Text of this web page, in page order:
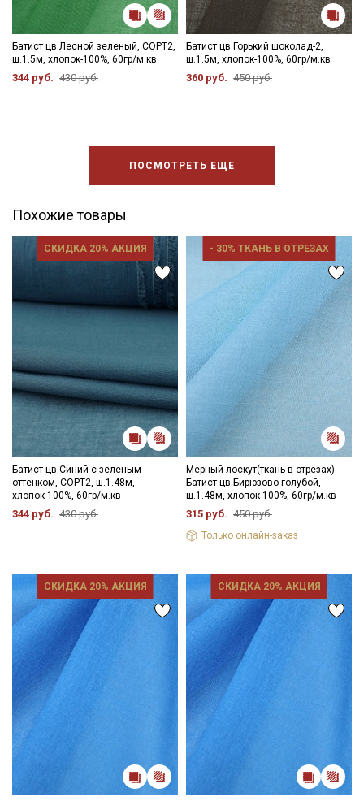
Батист цв.Лесной зеленый, СОРТ2,
ш.1.5м, хлопок-100%, 60гр/м.кв
344 руб. 430 руб.
Батист цв.Горький шоколад-2,
ш.1.5м, хлопок-100%, 60гр/м.кв
360 руб. 450 руб.
ПОСМОТРЕТЬ ЕЩЕ
Похожие товары
СКИДКА 20% АКЦИЯ
Батист цв.Синий с зеленым
оттенком, СОРТ2, ш.1.48м,
хлопок-100%, 60гр/м.кв
344 руб. 430 руб.
- 30% ТКАНЬ В ОТРЕЗАХ
Мерный лоскут(ткань в отрезах) -
Батист цв.Бирюзово-голубой,
ш.1.48м, хлопок-100%, 60гр/м.кв
315 руб. 450 руб.
Только онлайн-заказ
СКИДКА 20% АКЦИЯ СКИДКА 20% АКЦИЯ
Подписаться
Ознакомлен(а) с
Политикой обработки персональных